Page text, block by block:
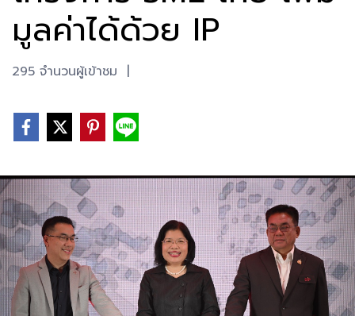
มูลค่าได้ด้วย IP
295 จำนวนผู้เข้าชม |